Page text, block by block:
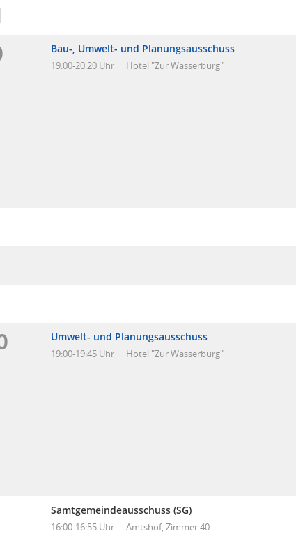
Bau-, Umwelt- und Planungsausschuss
19:00-20:20 Uhr Hotel "Zur Wasserburg"
Umwelt- und Planungsausschuss
19:00-19:45 Uhr Hotel "Zur Wasserburg"
Samtgemeindeausschuss (SG)
16:00-16:55 Uhr Amtshof, Zimmer 40